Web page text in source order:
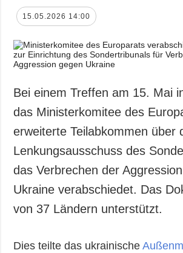
15.05.2026 14:00
Bei einem Treffen am 15. Mai
das Ministerkomitee des
erweiterte Teilabkommen über
Lenkungsausschuss des
das Verbrechen der
Ukraine verabschiedet. Das
von 37 Ländern unterstützt.
Dies teilte das ukrainische